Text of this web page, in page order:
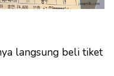
langsung beli tiket